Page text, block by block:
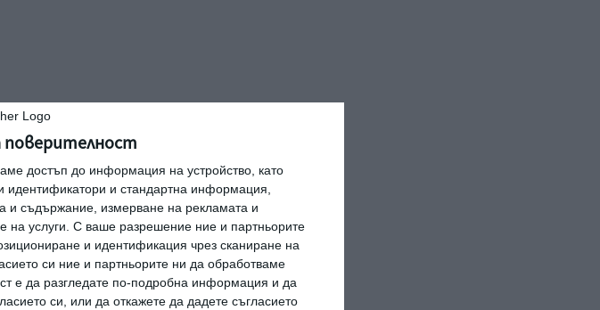
достъп до информация на устройство, като
идентификатори и стандартна информация,
и съдържание, измерване на рекламата и
на услуги. С ваше разрешение ние и партньорите
и идентификация чрез сканиране на
си ние и партньорите ни да обработваме
е да разгледате по-подробна информация и да
си, или да откажете да дадете съгласието